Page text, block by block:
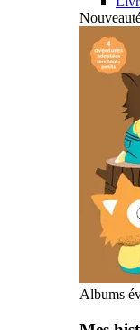
Albums